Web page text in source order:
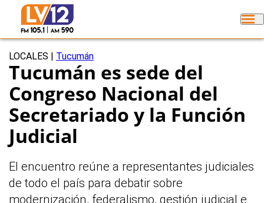
LOCALES Tucumán
Tucumán es sede del
Congreso Nacional del
Secretariado y la Función
Judicial
El encuentro reúne a representantes judiciales
de todo el país para debatir sobre
modernización, federalismo, gestión judicial e